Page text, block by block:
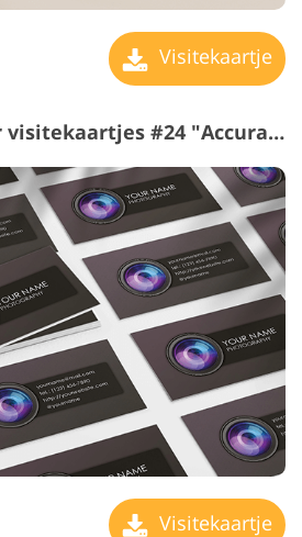
Visitekaartje
Ps-sjablonen voor visitekaartjes #24 "Accurate Details"
Visitekaartje